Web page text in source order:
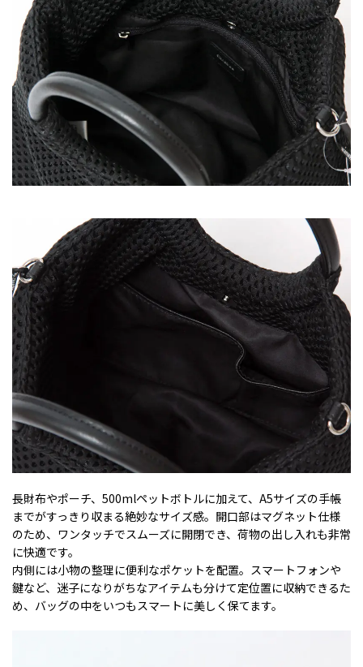
長財布やポーチ、500mlペットボトルに加えて、A5サイズの手帳
までがすっきり収まる絶妙なサイズ感。開口部はマグネット仕様
のため、ワンタッチでスムーズに開閉でき、荷物の出し入れも非常
に快適です。
内側には小物の整理に便利なポケットを配置。スマートフォンや
鍵など、迷子になりがちなアイテムも分けて定位置に収納できるた
め、バッグの中をいつもスマートに美しく保てます。